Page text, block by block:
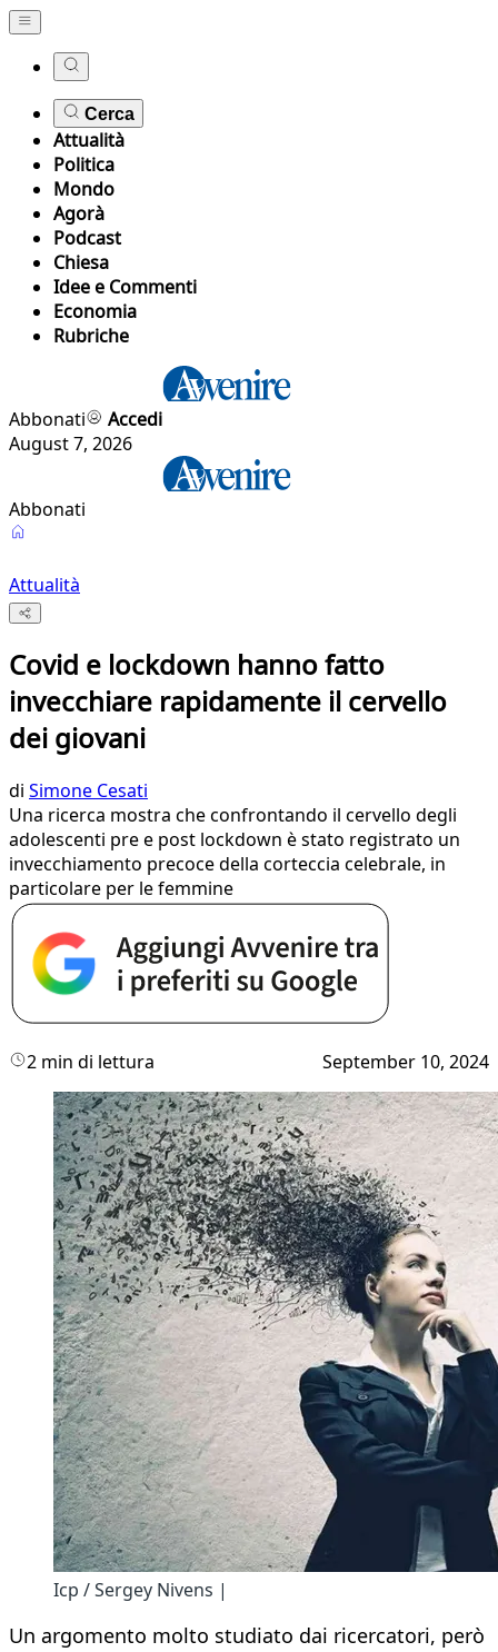
Cerca
Attualità
Politica
Mondo
Agorà
Podcast
Chiesa
Idee e Commenti
Economia
Rubriche
Abbonati
Accedi
August 7, 2026
Abbonati
Attualità
Covid e lockdown hanno fatto
invecchiare rapidamente il cervello
dei giovani
di Simone Cesati
Una ricerca mostra che confrontando il cervello degli
adolescenti pre e post lockdown è stato registrato un
invecchiamento precoce della corteccia celebrale, in
particolare per le femmine
2 min di lettura September 10, 2024
Icp / Sergey Nivens |
Un argomento molto studiato dai ricercatori, però